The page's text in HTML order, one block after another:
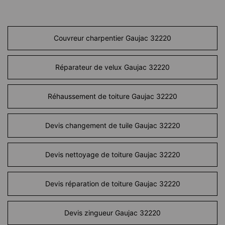
Couvreur charpentier Gaujac 32220
Réparateur de velux Gaujac 32220
Réhaussement de toiture Gaujac 32220
Devis changement de tuile Gaujac 32220
Devis nettoyage de toiture Gaujac 32220
Devis réparation de toiture Gaujac 32220
Devis zingueur Gaujac 32220